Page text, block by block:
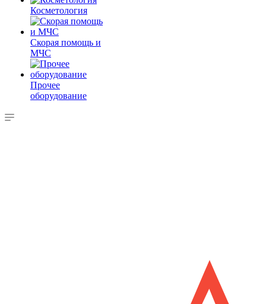
Косметология
Скорая помощь и
МЧС
Прочее
оборудование